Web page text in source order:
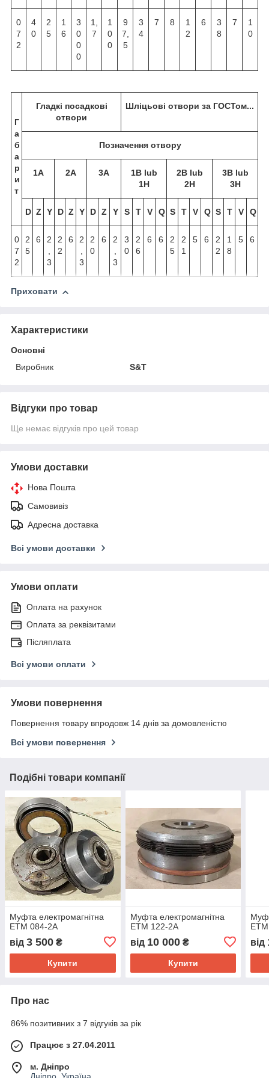
0
7
2
4
0
2
5
1
6
3
0
0
0
1,
7
1
0
0
9
7,
5
3
4
7 8
1
2
6
3
8
7
1
0
Г
а
б
а
р
и
т
Гладкі посадкові
отвори
Шліцьові отвори за ГОСТом...
Позначення отвору
1A 2A 3A
1B lub
1H
2B lub
2H
3B lub
3H
D Z Y D Z Y D Z Y S T V Q S T V Q S T V Q
0
7
2
2
5
6
2
,
3
2
2
6
2
,
3
2
0
6
2
,
3
3
0
2
6
6 6
2
5
2
1
5 6
2
2
1
8
5 6
Приховати
Характеристики
Основні
Виробник
S&T
Відгуки про товар
Ще немає відгуків про цей товар
Умови доставки
Нова Пошта
Самовивіз
Адресна доставка
Всі умови доставки
Умови оплати
Оплата на рахунок
Оплата за реквізитами
Післяплата
Всі умови оплати
Умови повернення
Повернення товару впродовж 14 днів за домовленістю
Всі умови повернення
Подібні товари компанії
Муфта електромагнітна
ЕТМ 084-2А
від 3 500 ₴
Купити
Муфта електромагнітна
ЕТМ 122-2А
від 10 000₴
Купити
ЕТМ
від
Про нас
86% позитивних з 7 відгуків за рік
Працює з 27.04.2011
м. Дніпро